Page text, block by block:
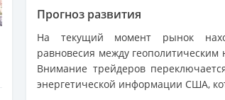
Прогноз развития
На текущий момент рынок
равновесия между
Внимание трейдеров
энергетической информации США,